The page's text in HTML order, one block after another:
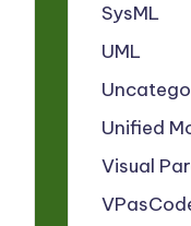
SysML
UML
Unified
Visual